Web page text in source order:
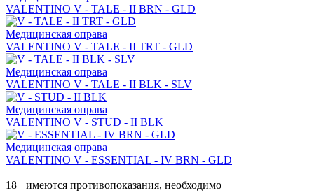
VALENTINO V - TALE - II BRN - GLD
Медицинская оправа
VALENTINO V - TALE - II TRT - GLD
Медицинская оправа
VALENTINO V - TALE - II BLK - SLV
Медицинская оправа
VALENTINO V - STUD - II BLK
Медицинская оправа
VALENTINO V - ESSENTIAL - IV BRN - GLD
18+ имеются противопоказания, необходимо